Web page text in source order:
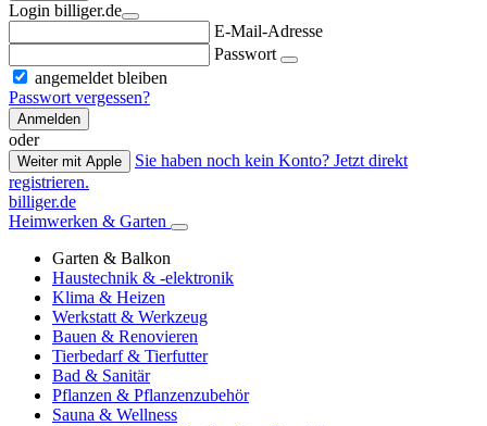
Login billiger.de
E-Mail-Adresse
Passwort
angemeldet bleiben
Passwort vergessen?
Anmelden
oder
Weiter mit Apple
Sie haben noch kein Konto? Jetzt direkt
registrieren.
billiger.de
Heimwerken & Garten
Garten & Balkon
Haustechnik & -elektronik
Klima & Heizen
Werkstatt & Werkzeug
Bauen & Renovieren
Tierbedarf & Tierfutter
Bad & Sanitär
Pflanzen & Pflanzenzubehör
Sauna & Wellness